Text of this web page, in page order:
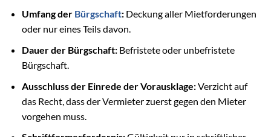
Umfang der Bürgschaft:Deckung aller Mietforderungen
oder nur eines Teils davon.
Dauer der Bürgschaft:Befristete oder unbefristete
Bürgschaft.
Ausschluss der Einrede der Vorausklage:Verzicht auf
das Recht, dass der Vermieter zuerst gegen den Mieter
vorgehen muss.